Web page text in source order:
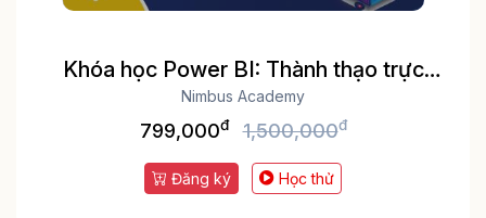
Khóa học Power BI: Thành thạo trực
quan hóa và Phân tích dữ liệu
Nimbus Academy
799,000đ 1,500,000đ
Đăng ký Học thử